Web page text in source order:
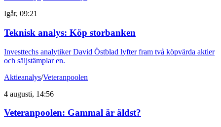
Igår, 09:21
Teknisk analys: Köp storbanken
Investtechs analytiker David Östblad lyfter fram två köpvärda aktier
och säljstämplar en.
Aktieanalys/Veteranpoolen
4 augusti, 14:56
Veteranpoolen: Gammal är äldst?